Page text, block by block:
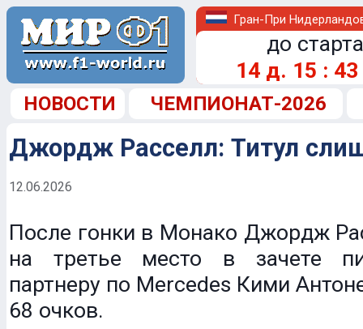
Гран-При
до
14 д. 15 : 43
НОВОСТИ ЧЕМПИОНАТ-2026
Джордж Расселл: Титул
12.06.2026
После гонки в Монако Джордж
на третье место в зачете
партнеру по Mercedes Кими
68 очков.